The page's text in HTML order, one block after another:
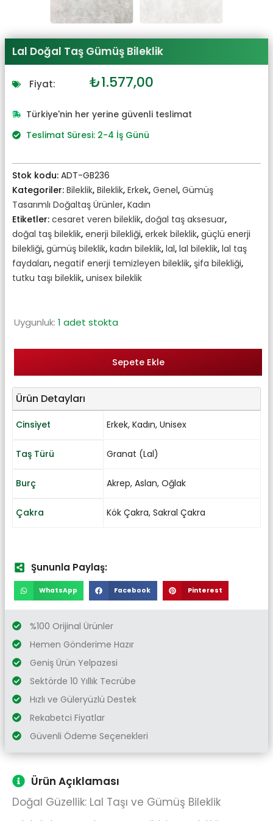
Lal Doğal Taş Gümüş Bileklik
Fiyat: Orijinal
₺1.735,00.
₺1.577,00
fiyat:
Türkiye'nin her yerine güvenli teslimat
Teslimat Süresi: 2-4 İş Günü
Stok kodu: ADT-GB236
Kategoriler: Bileklik, Bileklik, Erkek, Genel, Gümüş
Tasarımlı Doğaltaş Ürünler, Kadın
Etiketler: cesaret veren bileklik, doğal taş aksesuar,
doğal taş bileklik, enerji bilekliği, erkek bileklik, güçlü enerji
bilekliği, gümüş bileklik, kadın bileklik, lal, lal bileklik, lal taş
faydaları, negatif enerji temizleyen bileklik, şifa bilekliği,
tutku taşı bileklik, unisex bileklik
Uygunluk: 1 adet stokta
Sepete Ekle
Ürün Detayları
Cinsiyet Erkek, Kadın, Unisex
Taş Türü Granat (Lal)
Burç Akrep, Aslan, Oğlak
Çakra Kök Çakra, Sakral Çakra
Şununla Paylaş:
WhatsApp Facebook Pinterest
%100 Orijinal Ürünler
Hemen Gönderime Hazır
Geniş Ürün Yelpazesi
Sektörde 10 Yıllık Tecrübe
Hızlı ve Güleryüzlü Destek
Rekabetci Fiyatlar
Güvenli Ödeme Seçenekleri
Ürün Açıklaması
Doğal Güzellik: Lal Taşı ve Gümüş Bileklik